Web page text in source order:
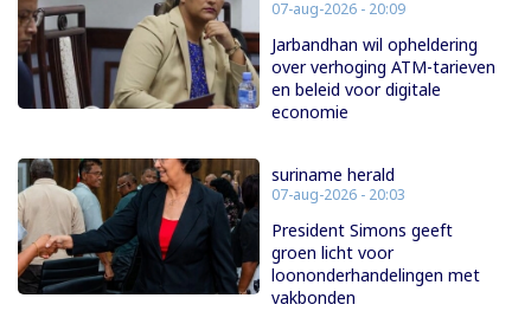
07-aug-2026 - 20:09
Jarbandhan wil opheldering
over verhoging ATM-tarieven
en beleid voor digitale
economie
suriname herald
07-aug-2026 - 20:03
President Simons geeft
groen licht voor
loononderhandelingen met
vakbonden